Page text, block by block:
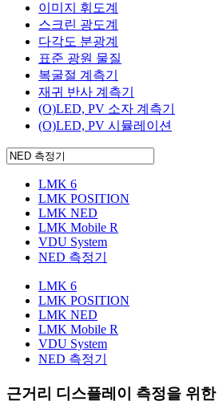
이미지 휘도계
스크린 광도계
다각도 분광계
표준 광원 물질
복굴절 계측기
재귀 반사 계측기
(O)LED, PV 소자 계측기
(O)LED, PV 시뮬레이션
LMK 6
LMK POSITION
LMK NED
LMK Mobile R
VDU System
NED 측정기
LMK 6
LMK POSITION
LMK NED
LMK Mobile R
VDU System
NED 측정기
근거리 디스플레이 측정을 위한